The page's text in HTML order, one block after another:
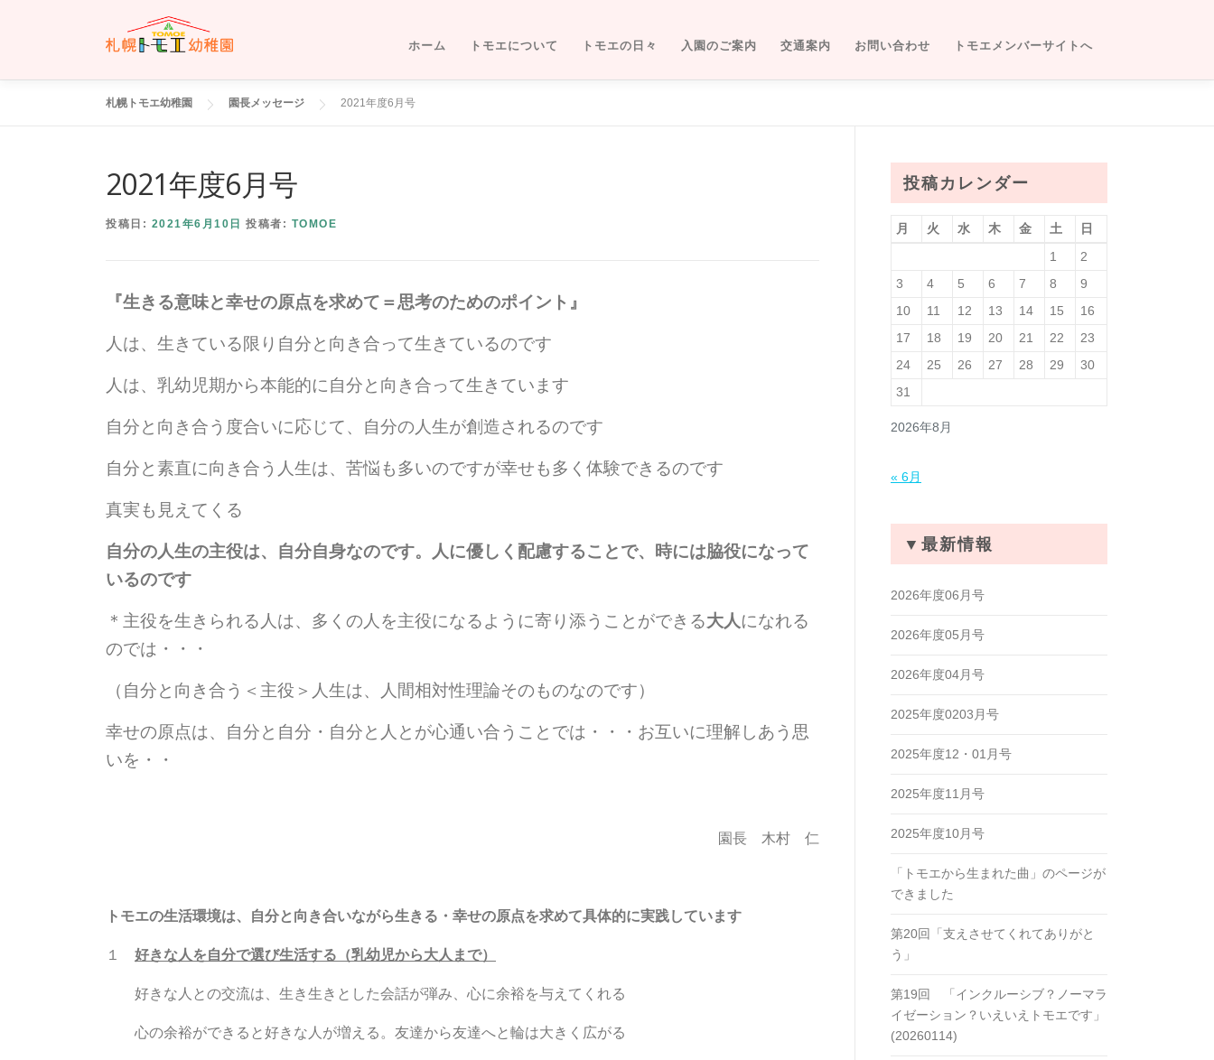
ホーム トモエについて トモエの日々 入園のご案内 交通案内 お問い合わせ トモエメンバーサイトへ
札幌トモエ幼稚園 園長メッセージ 2021年度6月号
2021年度6月号
投稿日: 2021年6月10日 投稿者: TOMOE
『生きる意味と幸せの原点を求めて＝思考のためのポイント』
人は、生きている限り自分と向き合って生きているのです
人は、乳幼児期から本能的に自分と向き合って生きています
自分と向き合う度合いに応じて、自分の人生が創造されるのです
自分と素直に向き合う人生は、苦悩も多いのですが幸せも多く体験できるのです
真実も見えてくる
自分の人生の主役は、自分自身なのです。人に優しく配慮することで、時には脇役になって
いるのです
＊主役を生きられる人は、多くの人を主役になるように寄り添うことができる大人 になれる
のでは・・・
（自分と向き合う＜主役＞人生は、人間相対性理論そのものなのです）
幸せの原点は、自分と自分・自分と人とが心通い合うことでは・・・お互いに理解しあう思
いを・・
園長 木村 仁
トモエの生活環境は、自分と向き合いながら生きる・幸せの原点を求めて具体的に実践しています
１ 好きな人を自分で選び生活する（乳幼児から大人まで）
好きな人との交流は、生き生きとした会話が弾み、心に余裕を与えてくれる
心の余裕ができると好きな人が増える。友達から友達へと輪は大きく広がる
投稿カレンダー
2026年8月
月 火 水 木 金 土
日
1
2
3
4 5 6 7 8
9
10
11 12 13 14 15
16
17
18 19 20 21 22
23
24
25 26 27 28 29
30
31
« 6月
▼最新情報
2026年度06月号
2026年度05月号
2026年度04月号
2025年度0203月号
2025年度12・01月号
2025年度11月号
2025年度10月号
「トモエから生まれた曲」のページが
できました
第20回「支えさせてくれてありがと
う」
第19回 「インクルーシブ？ノーマラ
イゼーション？いえいえトモエです」
(20260114)